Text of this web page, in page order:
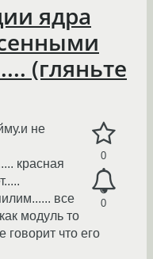
ядра
(гляньте
0
0
не
красная
все
модуль то
говорит что его